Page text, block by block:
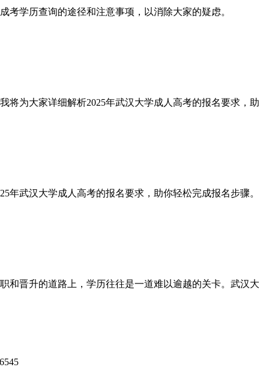
考学历查询的途径和注意事项，以消除大家的疑虑。
将为大家详细解析2025年武汉大学成人高考的报名要求，助
武汉大学成人高考的报名要求，助你轻松完成报名步骤。
晋升的道路上，学历往往是一道难以逾越的关卡。武汉大